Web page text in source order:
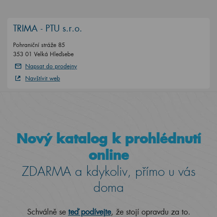
TRIMA - PTU s.r.o.
Pohraniční stráže 85
353 01 Velká Hleďsebe
Napsat do prodejny
Navštívit web
Nový katalog k prohlédnutí
online
ZDARMA a kdykoliv, přímo u vás
doma
Schválně se teď podívejte, že stojí opravdu za to.